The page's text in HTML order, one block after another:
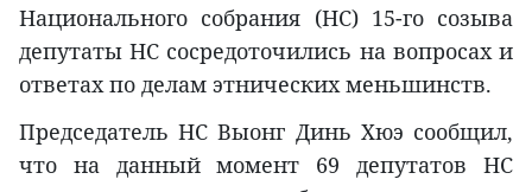
Национального cобрания (НС) 15-го созыва
депутаты НС сосредоточились на вопросах и
ответах по делам этнических меньшинств.
Председатель НС Выонг Динь Хюэ сообщил,
что на данный момент 69 депутатов НС